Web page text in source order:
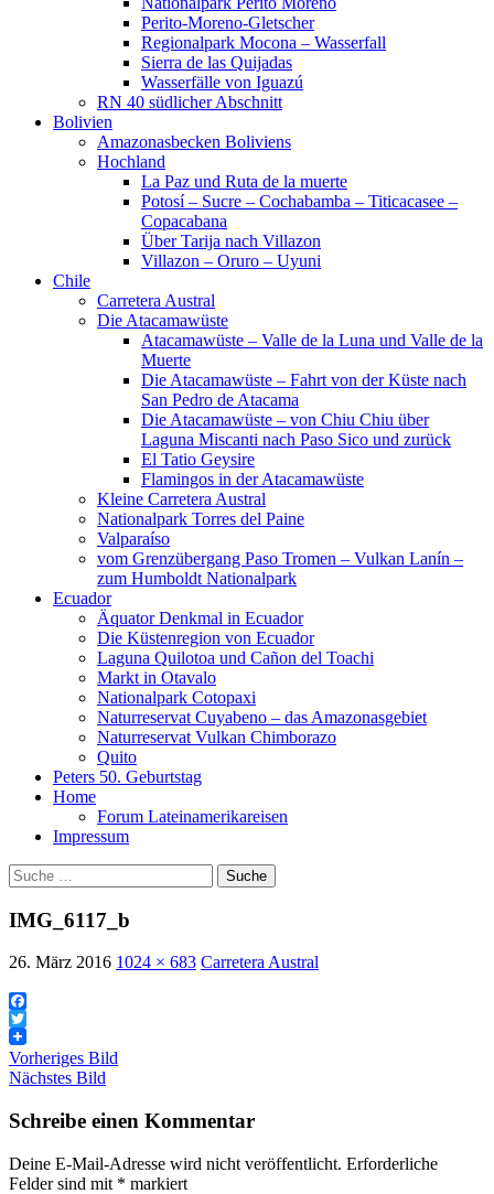
Perito-Moreno-Gletscher
Regionalpark Mocona – Wasserfall
Sierra de las Quijadas
Wasserfälle von Iguazú
RN 40 südlicher Abschnitt
Bolivien
Amazonasbecken Boliviens
Hochland
La Paz und Ruta de la muerte
Potosí – Sucre – Cochabamba – Titicacasee –
Copacabana
Über Tarija nach Villazon
Villazon – Oruro – Uyuni
Chile
Carretera Austral
Die Atacamawüste
Atacamawüste – Valle de la Luna und Valle de la
Muerte
Die Atacamawüste – Fahrt von der Küste nach
San Pedro de Atacama
Die Atacamawüste – von Chiu Chiu über
Laguna Miscanti nach Paso Sico und zurück
El Tatio Geysire
Flamingos in der Atacamawüste
Kleine Carretera Austral
Nationalpark Torres del Paine
Valparaíso
vom Grenzübergang Paso Tromen – Vulkan Lanín –
zum Humboldt Nationalpark
Ecuador
Äquator Denkmal in Ecuador
Die Küstenregion von Ecuador
Laguna Quilotoa und Cañon del Toachi
Markt in Otavalo
Nationalpark Cotopaxi
Naturreservat Cuyabeno – das Amazonasgebiet
Naturreservat Vulkan Chimborazo
Quito
Peters 50. Geburtstag
Home
Forum Lateinamerikareisen
Impressum
Suche
nach:
IMG_6117_b
26. März 2016 1024 × 683 Carretera Austral
Facebook
Twitter
Vorheriges Bild
Nächstes Bild
Schreibe einen Kommentar
Deine E-Mail-Adresse wird nicht veröffentlicht. Erforderliche
Felder sind mit * markiert